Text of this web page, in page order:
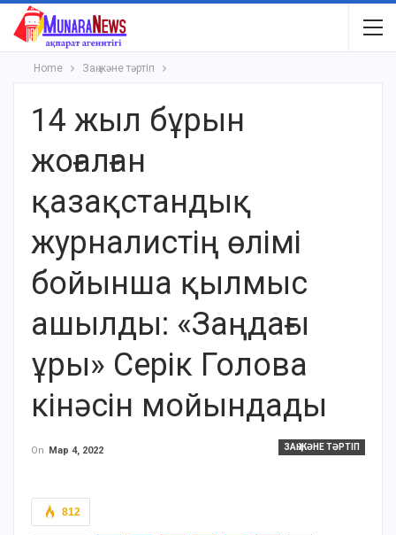
Home Заң және тәртіп
14 жыл бұрын
жоғалған
қазақстандық
журналистің өлімі
бойынша қылмыс
ашылды: «Заңдағы
ұры» Серік Голова
кінәсін мойындады
ЗАҢ ЖӘНЕ ТӘРТІП
On Мар 4, 2022
812